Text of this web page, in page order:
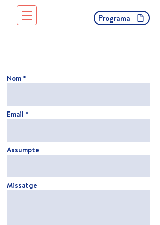
Programa
Nom *
Email *
Assumpte
Missatge